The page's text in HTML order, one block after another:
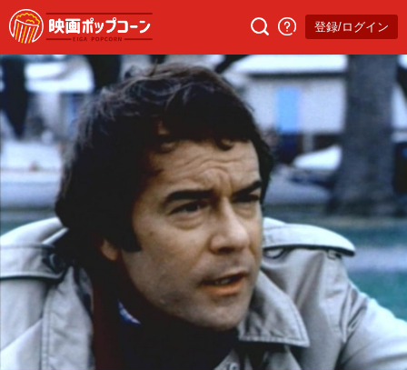
登録/ログイン